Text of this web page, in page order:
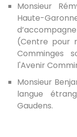
Monsieur
Haute-
(Centre pour
Comminges
l'Avenir
Monsieur
langue
Gaudens.